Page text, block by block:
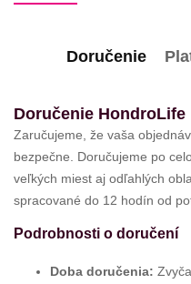
Doručenie
Doručenie HondroLife
Zaručujeme, že vaša
bezpečne. Doručujeme po
veľkých miest aj odľahlých
spracované do 12 hodín od
Podrobnosti o doručení
Doba doručenia: